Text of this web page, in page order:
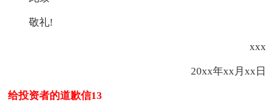
敬礼!
xxx
20xx年xx月xx日
给投资者的道歉信13